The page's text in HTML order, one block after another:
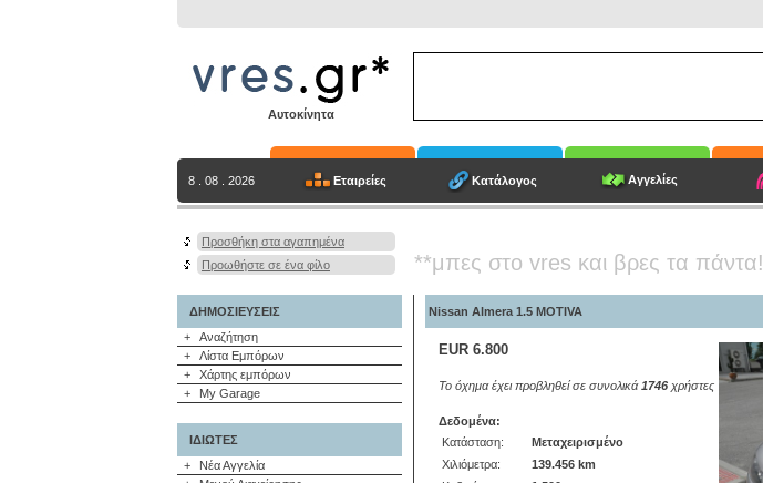
Αυτοκίνητα
8 . 08 . 2026 Εταιρείες Κατάλογος Αγγελίες
Προσθήκη στα αγαπημένα
Προωθήστε σε ένα φίλο
**μπες στο vres και βρες τα πάντα!
ΔΗΜΟΣΙΕΥΣΕΙΣ
+
Αναζήτηση
+
Λίστα Εμπόρων
+
Χάρτης εμπόρων
+
My Garage
ΙΔΙΩΤΕΣ
+
Νέα Αγγελία
Nissan Almera 1.5 MOTIVA
EUR 6.800
Το όχημα έχει προβληθεί σε συνολικά1746 χρήστες
Δεδομένα:
Κατάσταση:
Mεταχειρισμένο
Χιλιόμετρα:
139.456 km